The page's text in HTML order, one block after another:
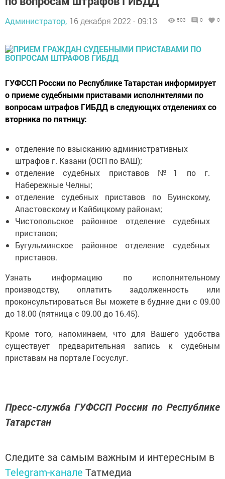
Администратор, 16 декабря 2022 - 09:13 503 0 0
ГУФССП России по Республике Татарстан информирует
о приеме судебными приставами исполнителями по
вопросам штрафов ГИБДД в следующих отделениях со
вторника по пятницу:
отделение по взысканию административных
штрафов г. Казани (ОСП по ВАШ);
отделение судебных приставов №1 по г.
Набережные Челны;
отделение судебных приставов по Буинскому,
Апастовскому и Кайбицкому районам;
Чистопольское районное отделение судебных
приставов;
Бугульминское районное отделение судебных
приставов.
Узнать информацию по исполнительному
производству, оплатить задолженность или
проконсультироваться Вы можете в будние дни с 09.00
до 18.00 (пятница с 09.00 до 16.45).
Кроме того, напоминаем, что для Вашего удобства
существует предварительная запись к судебным
приставам на портале Госуслуг.
Пресс-служба ГУФССП России по Республике
Татарстан
Следите за самым важным и интересным в
Telegram-канале Татмедиа